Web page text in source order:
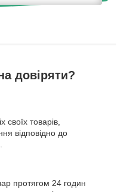
довіряти?
своїх товарів,
відповідно до
протягом 24 годин